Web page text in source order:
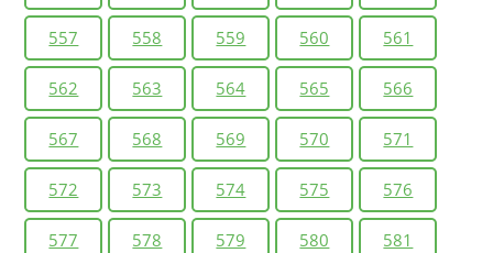
557 558 559 560 561
562 563 564 565 566
567 568 569 570 571
572 573 574 575 576
577 578 579 580 581